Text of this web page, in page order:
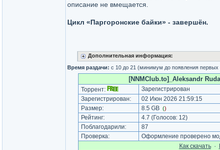
описание не вмещается.
Цикл «Паргоронские байки» - завершён.
Дополнительная информация:
Время раздачи: с 10 до 21 (минимум до появления
[NNMClub.to]_Aleksandr
Торрент:
Зарегистрирован
Зарегистрирован:
02 Июн 2026 21:59:15
Размер:
8.5 GB ()
Рейтинг: 4.7 (Голосов: 12)
Поблагодарили:
87
Проверка:
Оформление проверено
Как cкачать·